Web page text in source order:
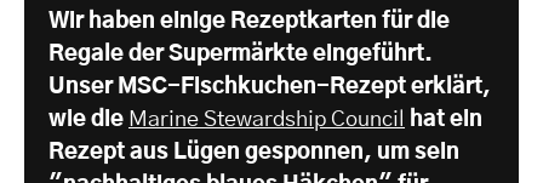
Wir haben einige Rezeptkarten für die
Regale der Supermärkte eingeführt.
Unser MSC-Fischkuchen-Rezept erklärt,
wie die Marine Stewardship Council
hat ein
Rezept aus Lügen gesponnen, um sein